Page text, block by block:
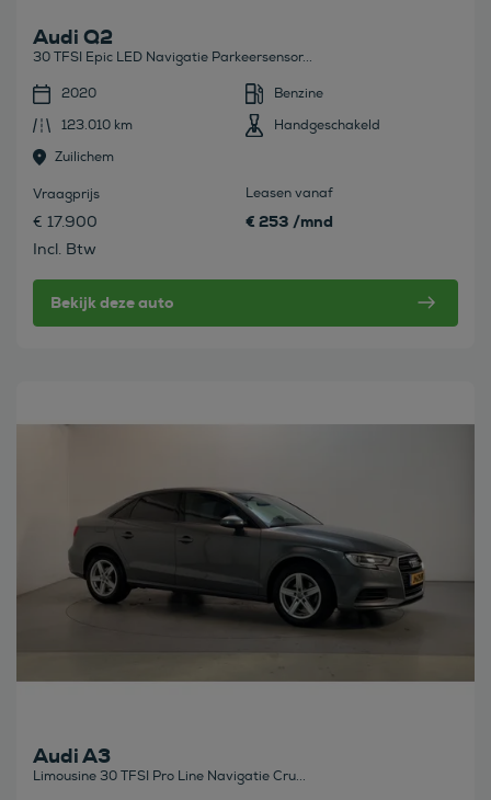
Audi Q2
30 TFSI Epic LED Navigatie Parkeersensor...
2020
Benzine
123.010 km
Handgeschakeld
Zuilichem
Vraagprijs
€ 17.900
Incl. Btw
Leasen vanaf
€ 253 /mnd
Bekijk deze auto
Audi A3
Limousine 30 TFSI Pro Line Navigatie Cru...